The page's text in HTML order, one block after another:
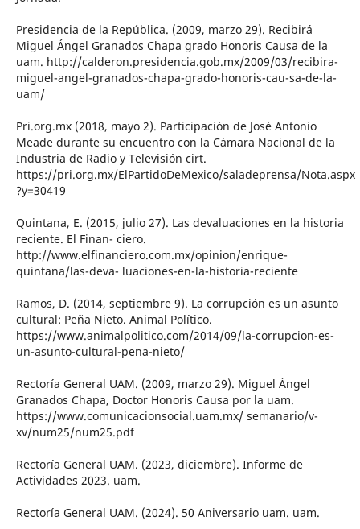
Presidencia de la República. (2009, marzo 29). Recibirá
Miguel Ángel Granados Chapa grado Honoris Causa de la
uam. http://calderon.presidencia.gob.mx/2009/03/recibira-
miguel-angel-granados-chapa-grado-honoris-cau-sa-de-la-
uam/
Pri.org.mx (2018, mayo 2). Participación de José Antonio
Meade durante su encuentro con la Cámara Nacional de la
Industria de Radio y Televisión cirt.
https://pri.org.mx/ElPartidoDeMexico/saladeprensa/Nota.aspx
?y=30419
Quintana, E. (2015, julio 27). Las devaluaciones en la historia
reciente. El Finan- ciero.
http://www.elfinanciero.com.mx/opinion/enrique-
quintana/las-deva- luaciones-en-la-historia-reciente
Ramos, D. (2014, septiembre 9). La corrupción es un asunto
cultural: Peña Nieto. Animal Político.
https://www.animalpolitico.com/2014/09/la-corrupcion-es-
un-asunto-cultural-pena-nieto/
Rectoría General UAM. (2009, marzo 29). Miguel Ángel
Granados Chapa, Doctor Honoris Causa por la uam.
https://www.comunicacionsocial.uam.mx/ semanario/v-
xv/num25/num25.pdf
Rectoría General UAM. (2023, diciembre). Informe de
Actividades 2023. uam.
Rectoría General UAM. (2024). 50 Aniversario uam. uam.